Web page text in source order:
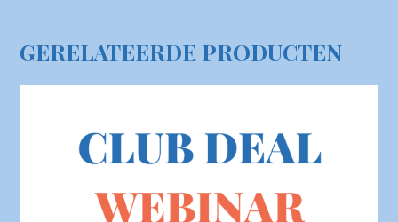
GERELATEERDE PRODUCTEN